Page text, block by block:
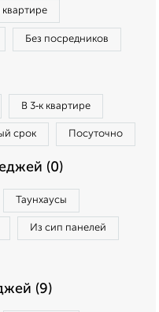
Без посредников
В 3‑к квартире
срок Посуточно
(0)
Таунхаусы
Из сип панелей
(9)